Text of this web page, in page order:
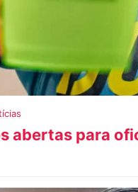
abertas para